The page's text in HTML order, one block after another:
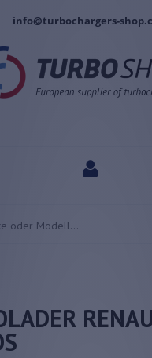
info@turbochargers-